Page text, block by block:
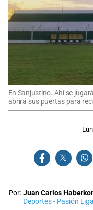
En Sanjustino. Ahí se
abrirá sus puertas para
Por:Juan Carlos
Deportes - Pasión Liga